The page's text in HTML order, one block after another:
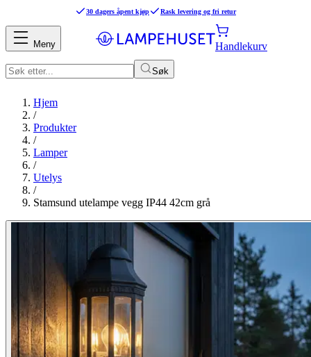
30 dagers åpent kjøp Rask levering og fri retur
Søk
Handlekurv
Meny
Hjem
/
Produkter
/
Lamper
/
Utelys
/
Stamsund utelampe vegg IP44 42cm grå